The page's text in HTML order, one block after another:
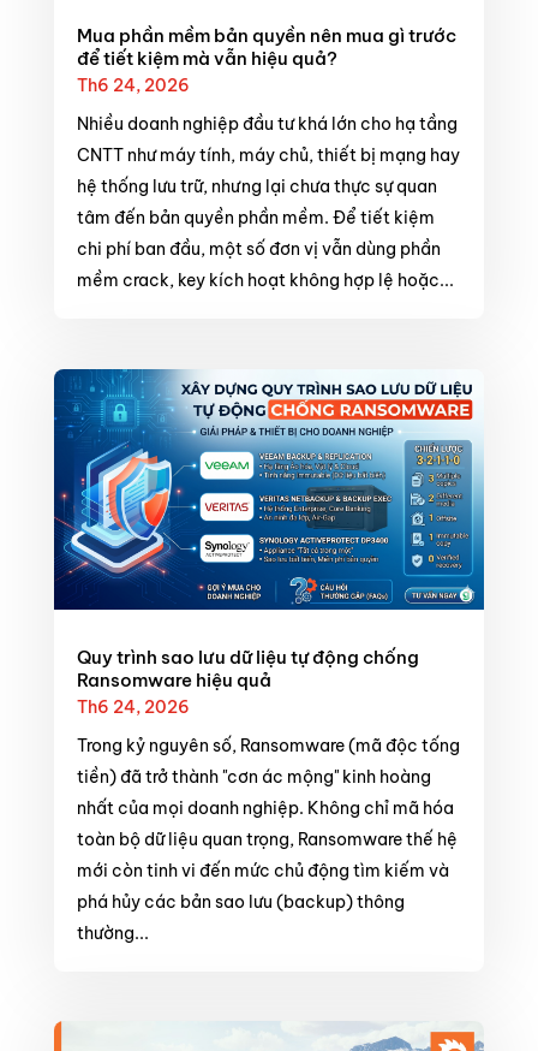
Mua phần mềm bản quyền nên mua gì trước
để tiết kiệm mà vẫn hiệu quả?
Th6 24, 2026
Nhiều doanh nghiệp đầu tư khá lớn cho hạ tầng
CNTT như máy tính, máy chủ, thiết bị mạng hay
hệ thống lưu trữ, nhưng lại chưa thực sự quan
tâm đến bản quyền phần mềm. Để tiết kiệm
chi phí ban đầu, một số đơn vị vẫn dùng phần
mềm crack, key kích hoạt không hợp lệ hoặc...
Quy trình sao lưu dữ liệu tự động chống
Ransomware hiệu quả
Th6 24, 2026
Trong kỷ nguyên số, Ransomware (mã độc tống
tiền) đã trở thành "cơn ác mộng" kinh hoàng
nhất của mọi doanh nghiệp. Không chỉ mã hóa
toàn bộ dữ liệu quan trọng, Ransomware thế hệ
mới còn tinh vi đến mức chủ động tìm kiếm và
phá hủy các bản sao lưu (backup) thông
thường...